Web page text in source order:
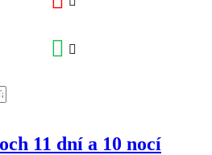
11 dní a 10 nocí